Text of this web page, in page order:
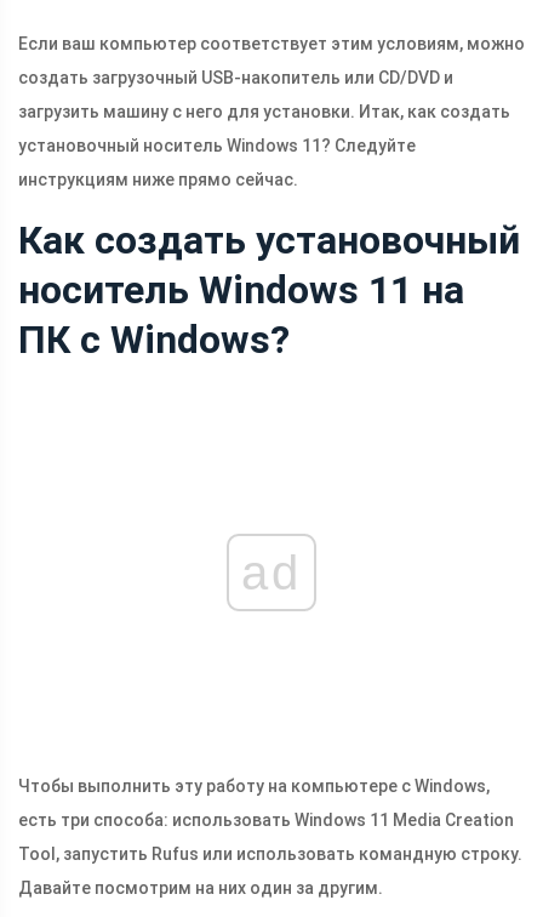
Если ваш компьютер соответствует этим условиям, можно
создать загрузочный USB-накопитель или CD/DVD и
загрузить машину с него для установки. Итак, как создать
установочный носитель Windows 11? Следуйте
инструкциям ниже прямо сейчас.
Как создать установочный
носитель Windows 11 на
ПК с Windows?
ad
Чтобы выполнить эту работу на компьютере с Windows,
есть три способа: использовать Windows 11 Media Creation
Tool, запустить Rufus или использовать командную строку.
Давайте посмотрим на них один за другим.